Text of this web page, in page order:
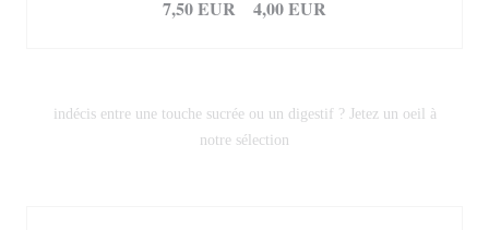
7,50 EUR 4,00 EUR
indécis entre une touche sucrée ou un digestif ? Jetez un oeil à
notre sélection